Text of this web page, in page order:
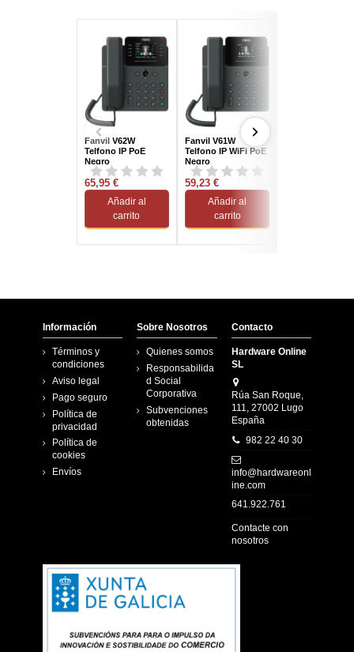
Fanvil V62W
Telfono IP PoE
Negro
65,95 €
Añadir al
carrito
Fanvil V61W
Telfono IP WiFi PoE
Negro
59,23 €
Añadir al
carrito
Información
Términos y
condiciones
Aviso legal
Pago seguro
Política de
privacidad
Política de
cookies
Envíos
Sobre Nosotros
Quienes somos
Responsabilida
d Social
Corporativa
Subvenciones
obtenidas
Contacto
Hardware Online
SL
Rúa San Roque,
111, 27002 Lugo
España
982 22 40 30
info@hardwareonl
ine.com
641.922.761
Contacte con
nosotros